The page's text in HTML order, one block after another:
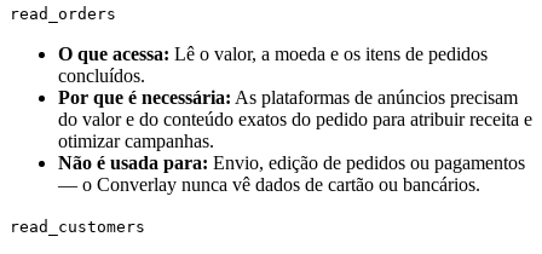
read_orders
O que acessa: Lê o valor, a moeda e os itens de pedidos
concluídos.
Por que é necessária: As plataformas de anúncios precisam
do valor e do conteúdo exatos do pedido para atribuir receita e
otimizar campanhas.
Não é usada para: Envio, edição de pedidos ou pagamentos
— o Converlay nunca vê dados de cartão ou bancários.
read_customers